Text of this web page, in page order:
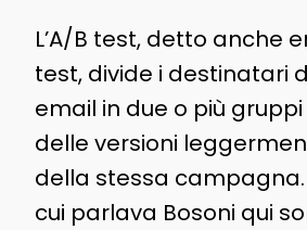
L’A/B test, detto anche
test, divide i destinatari
email in due o più
delle versioni
della stessa
cui parlava Bosoni qui